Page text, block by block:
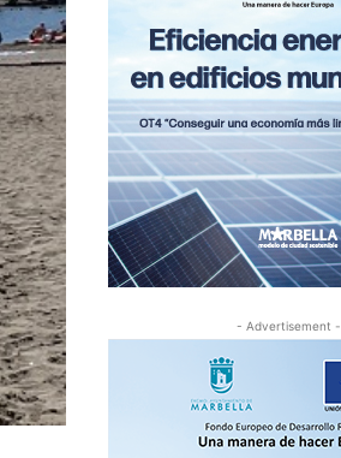
- Advertisement -